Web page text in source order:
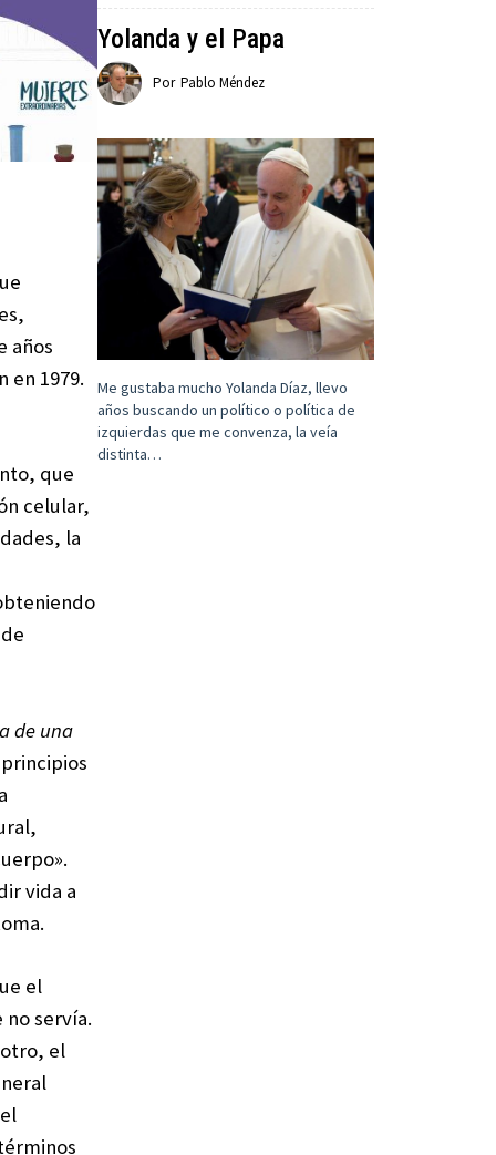
años
en 1979.
que
celular,
la
de una
vida a
el
servía.
el
Yolanda y el Papa
Por Pablo Méndez
Me gustaba mucho Yolanda Díaz, llevo
años buscando un político o política de
izquierdas que me convenza, la veía
distinta…